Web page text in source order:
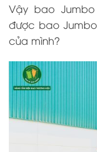
Vậy bao
được bao
của mình?